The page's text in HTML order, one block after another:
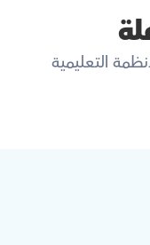
جميع المراحل الدراسية والمواد والأنظمة التعليمية